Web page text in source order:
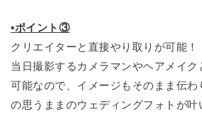
▪ポイント③
クリエイターと直接やり取りが可能！
当日撮影するカメラマンやヘアメイ
可能なので、イメージもそのまま伝わ
の思うままのウェディングフォトが叶